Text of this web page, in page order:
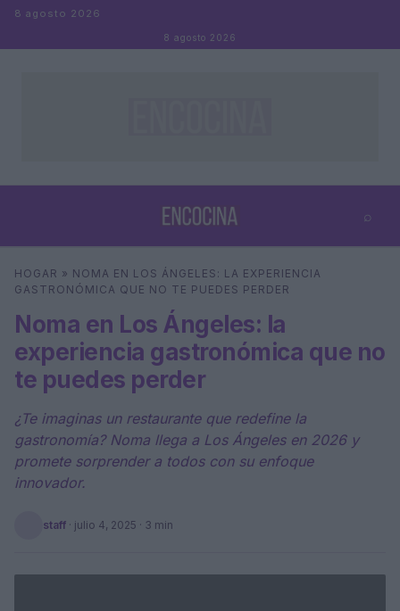
Saltar al contenido
8 agosto 2026
8 agosto 2026
⌕
Buscar
HOGAR » NOMA EN LOS ÁNGELES: LA EXPERIENCIA
GASTRONÓMICA QUE NO TE PUEDES PERDER
Noma en Los Ángeles: la
experiencia gastronómica que no
te puedes perder
¿Te imaginas un restaurante que redefine la
gastronomía? Noma llega a Los Ángeles en 2026 y
promete sorprender a todos con su enfoque
innovador.
staff · julio 4, 2025 · 3 min